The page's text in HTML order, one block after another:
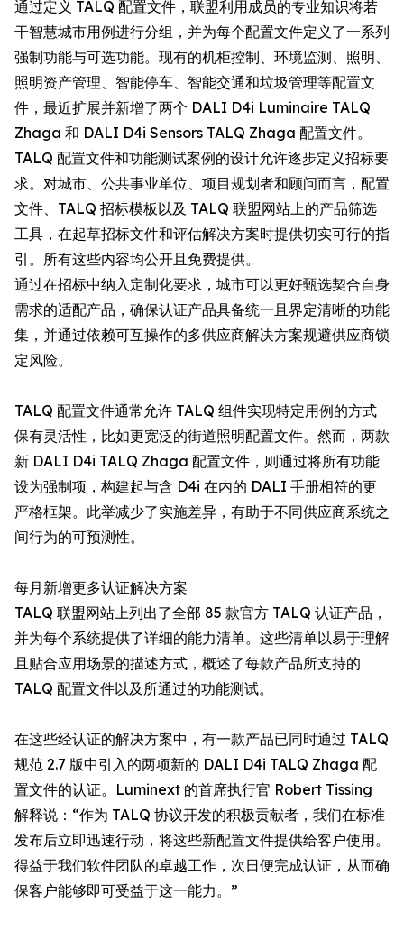
通过定义 TALQ 配置文件，联盟利用成员的专业知识将若
干智慧城市用例进行分组，并为每个配置文件定义了一系列
强制功能与可选功能。现有的机柜控制、环境监测、照明、
照明资产管理、智能停车、智能交通和垃圾管理等配置文
件，最近扩展并新增了两个 DALI D4i Luminaire TALQ
Zhaga 和 DALI D4i Sensors TALQ Zhaga 配置文件。
TALQ 配置文件和功能测试案例的设计允许逐步定义招标要
求。对城市、公共事业单位、项目规划者和顾问而言，配置
文件、TALQ 招标模板以及 TALQ 联盟网站上的产品筛选
工具，在起草招标文件和评估解决方案时提供切实可行的指
引。所有这些内容均公开且免费提供。
通过在招标中纳入定制化要求，城市可以更好甄选契合自身
需求的适配产品，确保认证产品具备统一且界定清晰的功能
集，并通过依赖可互操作的多供应商解决方案规避供应商锁
定风险。
TALQ 配置文件通常允许 TALQ 组件实现特定用例的方式
保有灵活性，比如更宽泛的街道照明配置文件。然而，两款
新 DALI D4i TALQ Zhaga 配置文件，则通过将所有功能
设为强制项，构建起与含 D4i 在内的 DALI 手册相符的更
严格框架。此举减少了实施差异，有助于不同供应商系统之
间行为的可预测性。
每月新增更多认证解决方案
TALQ 联盟网站上列出了全部 85 款官方 TALQ 认证产品，
并为每个系统提供了详细的能力清单。这些清单以易于理解
且贴合应用场景的描述方式，概述了每款产品所支持的
TALQ 配置文件以及所通过的功能测试。
在这些经认证的解决方案中，有一款产品已同时通过 TALQ
规范 2.7 版中引入的两项新的 DALI D4i TALQ Zhaga 配
置文件的认证。Luminext 的首席执行官 Robert Tissing
解释说：“作为 TALQ 协议开发的积极贡献者，我们在标准
发布后立即迅速行动，将这些新配置文件提供给客户使用。
得益于我们软件团队的卓越工作，次日便完成认证，从而确
保客户能够即可受益于这一能力。”